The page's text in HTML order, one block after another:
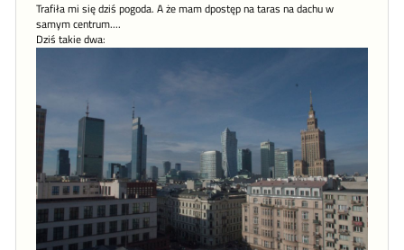
Trafiła mi się dziś pogoda. A że mam dpostęp na taras na dachu w
samym centrum....
Dziś takie dwa: